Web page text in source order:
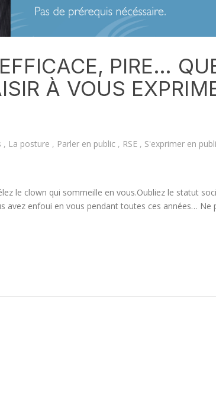
PIRE…
À VOUS
, La posture , Parler en public , RSE , S'exprimer en
le clown qui sommeille en vous.Oubliez le statut
avez enfoui en vous pendant toutes ces années… Ne